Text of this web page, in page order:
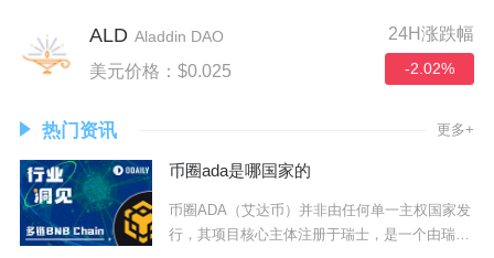
ALD Aladdin DAO
美元价格：$0.025
24H涨跌幅
-2.02%
热门资讯 更多+
币圈ada是哪国家的
币圈ADA（艾达币）并非由任何单一主权国家发
行，其项目核心主体注册于瑞士，是一个由瑞士